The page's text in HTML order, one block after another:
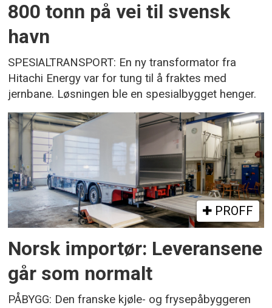
800 tonn på vei til svensk
havn
SPESIALTRANSPORT: En ny transformator fra
Hitachi Energy var for tung til å fraktes med
jernbane. Løsningen ble en spesialbygget henger.
PROFF
Norsk importør: Leveransene
går som normalt
PÅBYGG: Den franske kjøle- og frysepåbyggeren